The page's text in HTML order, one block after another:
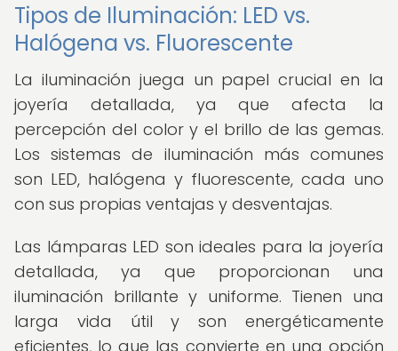
Tipos de Iluminación: LED vs.
Halógena vs. Fluorescente
La iluminación juega un papel crucial en la
joyería detallada, ya que afecta la
percepción del color y el brillo de las gemas.
Los sistemas de iluminación más comunes
son LED, halógena y fluorescente, cada uno
con sus propias ventajas y desventajas.
Las lámparas LED son ideales para la joyería
detallada, ya que proporcionan una
iluminación brillante y uniforme. Tienen una
larga vida útil y son energéticamente
eficientes, lo que las convierte en una opción